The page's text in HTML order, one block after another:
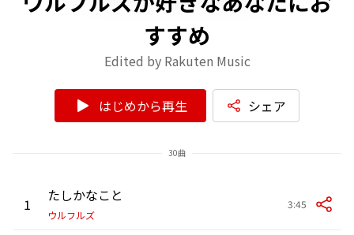
すすめ
Edited by Rakuten Music
はじめから再生 シェア
30曲
1 たしかなこと
ウルフルズ
3:45